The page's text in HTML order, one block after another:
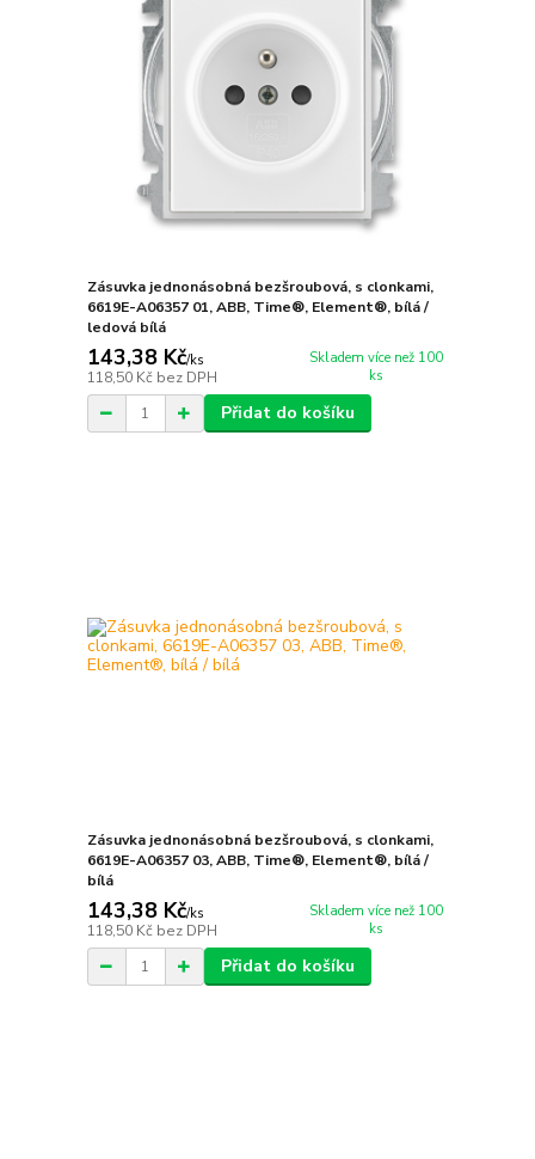
Zásuvka jednonásobná bezšroubová, s clonkami,
6619E-A06357 01, ABB, Time®, Element®, bílá /
ledová bílá
143,38 Kč/ks
118,50 Kč bez DPH
Skladem více než 100
ks
Přidat do košíku
Zásuvka jednonásobná bezšroubová, s clonkami,
6619E-A06357 03, ABB, Time®, Element®, bílá /
bílá
143,38 Kč/ks
118,50 Kč bez DPH
Skladem více než 100
ks
Přidat do košíku